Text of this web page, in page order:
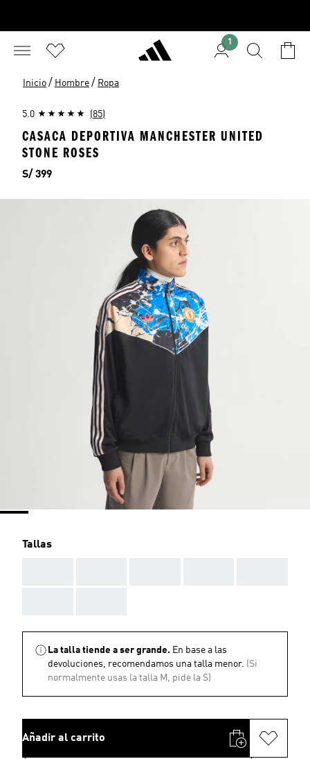
1
Inicio / Hombre / Ropa
5.0 (85)
CASACA DEPORTIVA MANCHESTER UNITED
STONE ROSES
Precio
S/ 399
Tallas
La talla tiende a ser grande. En base a las
devoluciones, recomendamos una talla menor. (Si
normalmente usas la talla M, pide la S)
Añadir al carrito